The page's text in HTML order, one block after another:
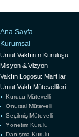
Ana Sayfa
Kurumsal
Umut Vakfı’nın Kuruluşu
Misyon & Vizyon
Vakfın Logosu: Martılar
Umut Vakfı Mütevellileri
Kurucu Mütevelli
Onursal Mütevelli
Seçilmiş Mütevelli
Yönetim Kurulu
Danışma Kurulu